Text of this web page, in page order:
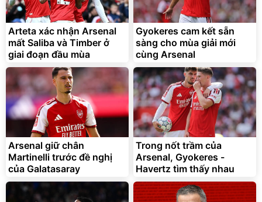
9066 Size 20/24/28 Cao
Cấp
1.000.000đ
825.000đ
Flash Sale
Lót ghế ôtô, nâng lưng
chống nóng giúp thoải mái
trong di chuyển
295.000đ
Đã bán nhiều
Arteta xác nhận Arsenal
mất Saliba và Timber ở
giai đoạn đầu mùa
Gyokeres cam kết sẵn
sàng cho mùa giải mới
cùng Arsenal
Arsenal giữ chân
Martinelli trước đề nghị
của Galatasaray
Trong nốt trầm của
Arsenal, Gyokeres -
Havertz tìm thấy nhau